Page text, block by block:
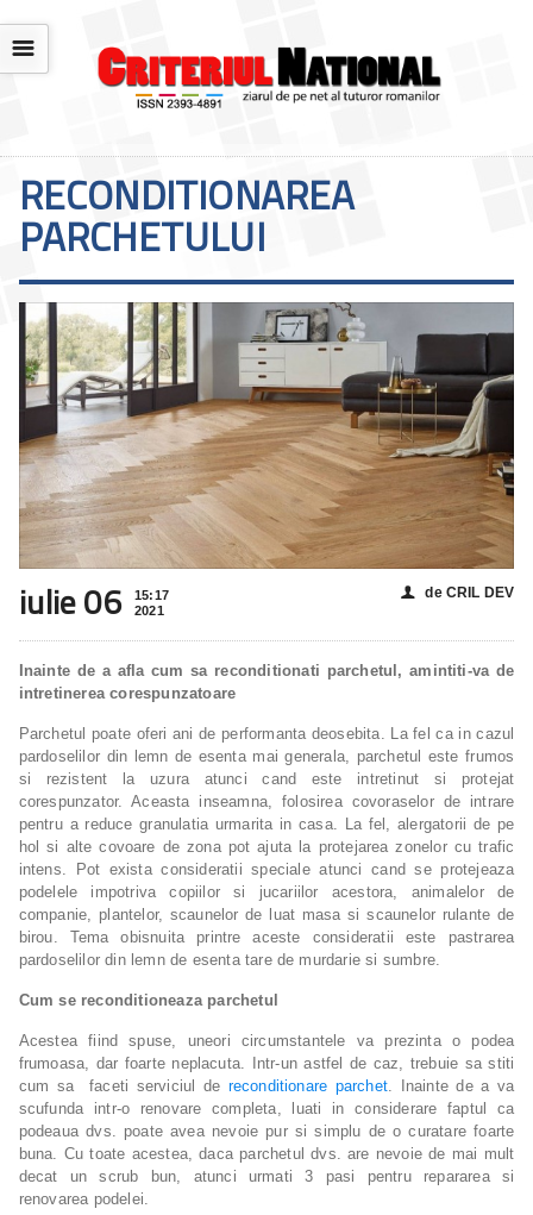
☰
RECONDITIONAREA
PARCHETULUI
iulie 06
15:17
2021
👤 de CRIL DEV
Inainte de a afla cum sa reconditionati parchetul, amintiti-va de
intretinerea corespunzatoare
Parchetul poate oferi ani de performanta deosebita. La fel ca in cazul
pardoselilor din lemn de esenta mai generala, parchetul este frumos
si rezistent la uzura atunci cand este intretinut si protejat
corespunzator. Aceasta inseamna, folosirea covoraselor de intrare
pentru a reduce granulatia urmarita in casa. La fel, alergatorii de pe
hol si alte covoare de zona pot ajuta la protejarea zonelor cu trafic
intens. Pot exista consideratii speciale atunci cand se protejeaza
podelele impotriva copiilor si jucariilor acestora, animalelor de
companie, plantelor, scaunelor de luat masa si scaunelor rulante de
birou. Tema obisnuita printre aceste consideratii este pastrarea
pardoselilor din lemn de esenta tare de murdarie si sumbre.
Cum se reconditioneaza parchetul
Acestea fiind spuse, uneori circumstantele va prezinta o podea
frumoasa, dar foarte neplacuta. Intr-un astfel de caz, trebuie sa stiti
cum sa faceti serviciul de reconditionare parchet. Inainte de a va
scufunda intr-o renovare completa, luati in considerare faptul ca
podeaua dvs. poate avea nevoie pur si simplu de o curatare foarte
buna. Cu toate acestea, daca parchetul dvs. are nevoie de mai mult
decat un scrub bun, atunci urmati 3 pasi pentru repararea si
renovarea podelei.